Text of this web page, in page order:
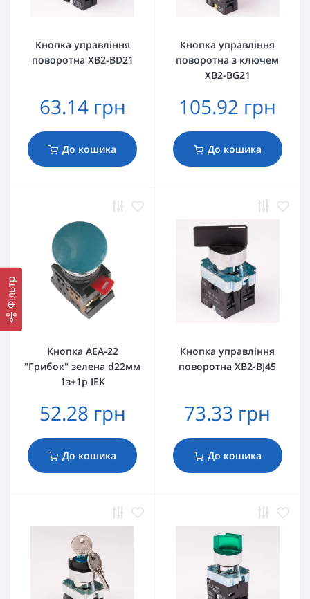
Фільтр
Кнопка управління
поворотна XB2-BD21
63.14 грн
До кошика
Кнопка управління
поворотна з ключем
XB2-BG21
105.92 грн
До кошика
Кнопка AEА-22
"Грибок" зелена d22мм
1з+1р IEK
52.28 грн
До кошика
Кнопка управління
поворотна XB2-BJ45
73.33 грн
До кошика